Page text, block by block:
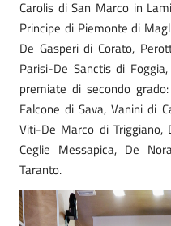
Carolis di San Marco in
Principe di Piemonte di
De Gasperi di Corato,
Parisi-De Sanctis di
premiate di secondo
Falcone di Sava, Vanini di
Viti-De Marco di Triggiano,
Ceglie Messapica, De
Taranto.